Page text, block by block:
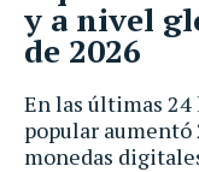
En las últimas
popular aumentó
monedas
y a nivel
de 2026